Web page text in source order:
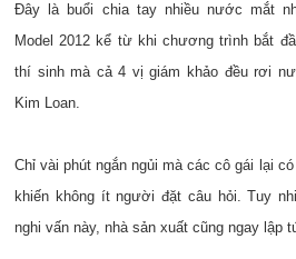
Đây là buổi chia tay nhiều nước mắt
Model 2012 kể từ khi chương trình bắt
thí sinh mà cả 4 vị giám khảo đều rơi
Kim Loan.
Chỉ vài phút ngắn ngủi mà các cô gái lại
khiến không ít người đặt câu hỏi. Tuy
nghi vấn này, nhà sản xuất cũng ngay lập